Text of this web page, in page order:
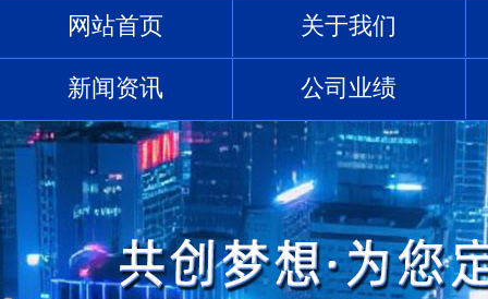
网站首页 关于我们
新闻资讯 公司业绩